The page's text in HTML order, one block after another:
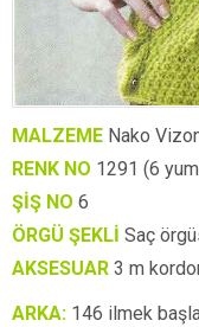
MALZEME Nako
RENK NO 1291 (6
ŞİŞ NO 6
ÖRGÜ ŞEKLİ Saç
AKSESUAR 3 m
ARKA: 146 ilmek